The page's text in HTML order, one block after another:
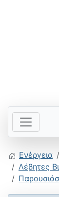
Ενέργεια
Λέβητες